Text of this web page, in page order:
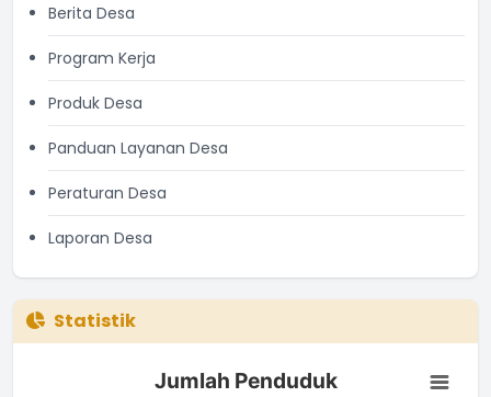
Berita Desa
Program Kerja
Produk Desa
Panduan Layanan Desa
Peraturan Desa
Laporan Desa
Statistik
Jumlah Penduduk
Bar chart with 3 bars.Jumlah Penduduk